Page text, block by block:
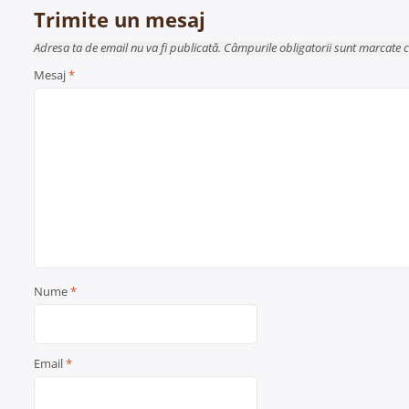
Trimite un mesaj
Adresa ta de email nu va fi publicată. Câmpurile obligatorii sunt marcate
Mesaj*
Nume*
Email*